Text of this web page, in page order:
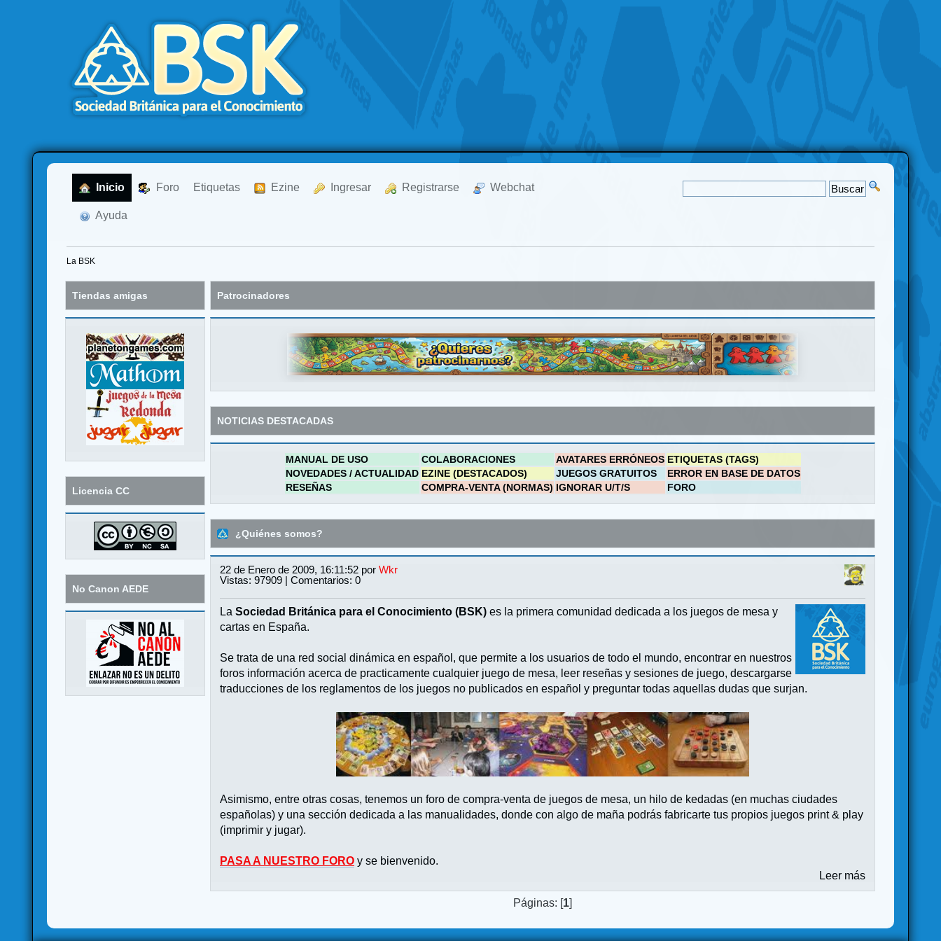
Inicio Foro Etiquetas Ezine Ingresar Registrarse Webchat
Ayuda
La BSK
Tiendas amigas
Licencia CC
No Canon AEDE
Patrocinadores
NOTICIAS DESTACADAS
MANUAL DE USO COLABORACIONES AVATARES ERRÓNEOS ETIQUETAS (TAGS)
NOVEDADES / ACTUALIDAD EZINE (DESTACADOS) JUEGOS GRATUITOS
ERROR EN BASE DE DATOS
RESEÑAS
COMPRA-VENTA (NORMAS) IGNORAR U/T/S FORO
¿Quiénes somos?
22 de Enero de 2009, 16:11:52 por Wkr
Vistas: 97909 | Comentarios: 0
La Sociedad Británica para el Conocimiento (BSK) es la primera comunidad dedicada a los juegos de mesa y
cartas en España.
Se trata de una red social dinámica en español, que permite a los usuarios de todo el mundo, encontrar en nuestros
foros información acerca de practicamente cualquier juego de mesa, leer reseñas y sesiones de juego, descargarse
traducciones de los reglamentos de los juegos no publicados en español y preguntar todas aquellas dudas que surjan.
Asimismo, entre otras cosas, tenemos un foro de compra-venta de juegos de mesa, un hilo de kedadas (en muchas ciudades
españolas) y una sección dedicada a las manualidades, donde con algo de maña podrás fabricarte tus propios juegos print & play
(imprimir y jugar).
PASA A NUESTRO FORO y se bienvenido.
Leer más
Páginas: [1]